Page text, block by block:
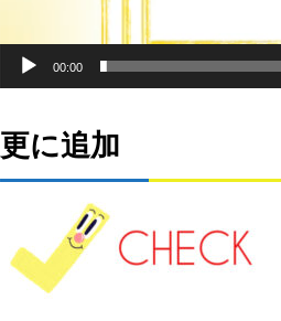
00:00
更に追加